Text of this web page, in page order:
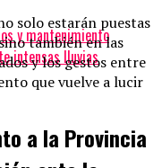
solo estarán puestas
también en las
y los gestos entre
que vuelve a lucir
y mantenimiento
intensas lluvias
a la Provincia